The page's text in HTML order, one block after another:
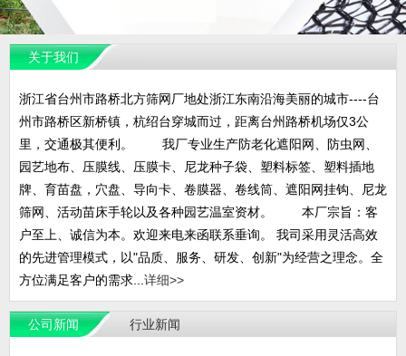
关于我们
浙江省台州市路桥北方筛网厂地处浙江东南沿海美丽的城市----台
州市路桥区新桥镇，杭绍台穿城而过，距离台州路桥机场仅3公
里，交通极其便利。 我厂专业生产防老化遮阳网、防虫网、
园艺地布、压膜线、压膜卡、尼龙种子袋、塑料标签、塑料插地
牌、育苗盘，穴盘、导向卡、卷膜器、卷线筒、遮阳网挂钩、尼龙
筛网、活动苗床手轮以及各种园艺温室资材。 本厂宗旨：客
户至上、诚信为本。欢迎来电来函联系垂询。 我司采用灵活高效
的先进管理模式，以"品质、服务、研发、创新"为经营之理念。全
方位满足客户的需求... 详细>>
公司新闻 行业新闻